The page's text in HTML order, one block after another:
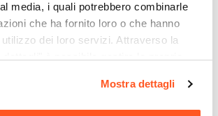
media, i quali potrebbero combinarle
che ha fornito loro o che hanno
dei loro servizi. Attraverso la
informazioni si invita a leggere la
Mostra dettagli
€ 329,00